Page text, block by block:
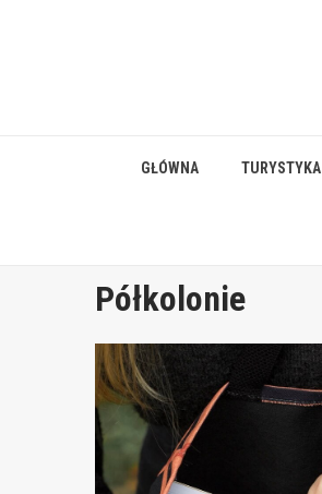
GŁÓWNA TURYSTYKA
Półkolonie